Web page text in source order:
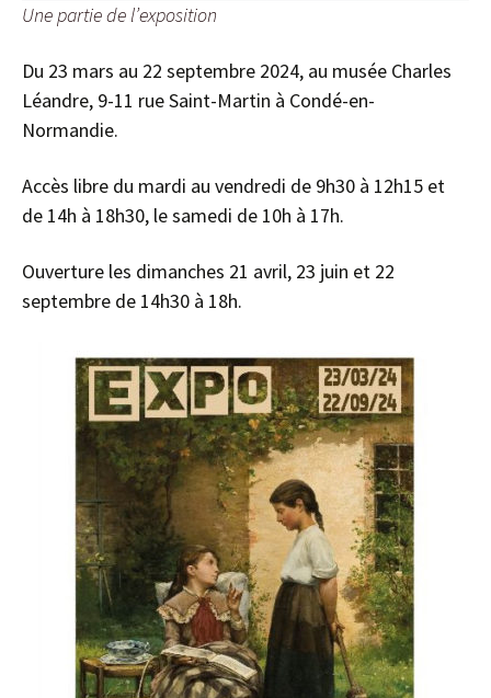
Une partie de l’exposition
Du 23 mars au 22 septembre 2024, au musée Charles
Léandre, 9-11 rue Saint-Martin à Condé-en-
Normandie.
Accès libre du mardi au vendredi de 9h30 à 12h15 et
de 14h à 18h30, le samedi de 10h à 17h.
Ouverture les dimanches 21 avril, 23 juin et 22
septembre de 14h30 à 18h.